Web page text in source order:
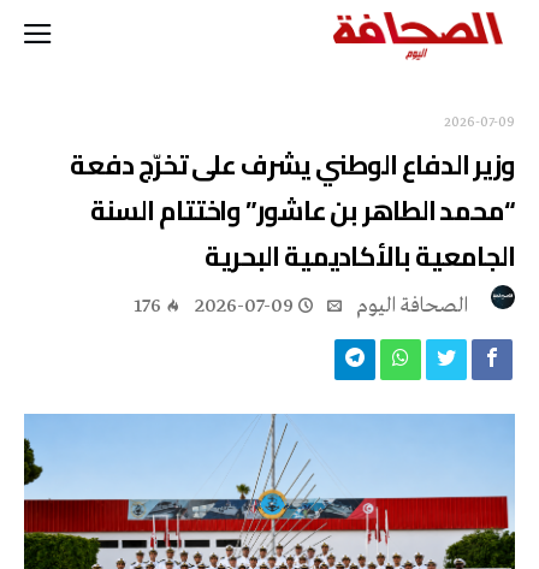
2026-07-09
وزير الدفاع الوطني يشرف على تخرّج دفعة
“محمد الطاهر بن عاشور” واختتام السنة
الجامعية بالأكاديمية البحرية
2026-07-09
176